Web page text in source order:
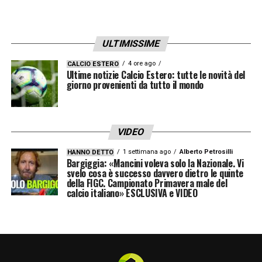
qualità incredibile in attacco ma
contemporaneamente abbiamo perso una
quantità di giocatori importanti: davanti
eravamo in difficoltà ma chi ha giocato ha
fare il filotto. Tra noi dicevamo sempre che
dovevamo fare un filotto di 6-7 vittorie, che è
quello che fanno le grandi squadre, e noi
l’abbiamo fatto nel momento giusto».
Fabregas e al Como
ULTIMISSIME
CALCIO ESTERO 4 ore ago
Ultime notizie Calcio Estero: tutte le novità del
giorno provenienti da tutto il mondo
VIDEO
HANNO DETTO 1 settimana ago Alberto Petrosilli
Bargiggia: «Mancini voleva solo la Nazionale. Vi
svelo cosa è successo davvero dietro le quinte
della FIGC. Campionato Primavera male del
calcio italiano» ESCLUSIVA e VIDEO